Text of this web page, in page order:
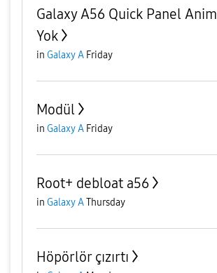
Galaxy A56 Quick Panel
Yok
in Galaxy A Friday
Modül
in Galaxy A Friday
Root+ debloat a56
in Galaxy A Thursday
Höpörlör çızırtı